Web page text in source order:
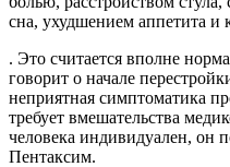
сна, ухудшением аппетита и
. Это считается вполне
говорит о начале
неприятная симптоматика
требует вмешательства
человека индивидуален, он
Пентаксим.